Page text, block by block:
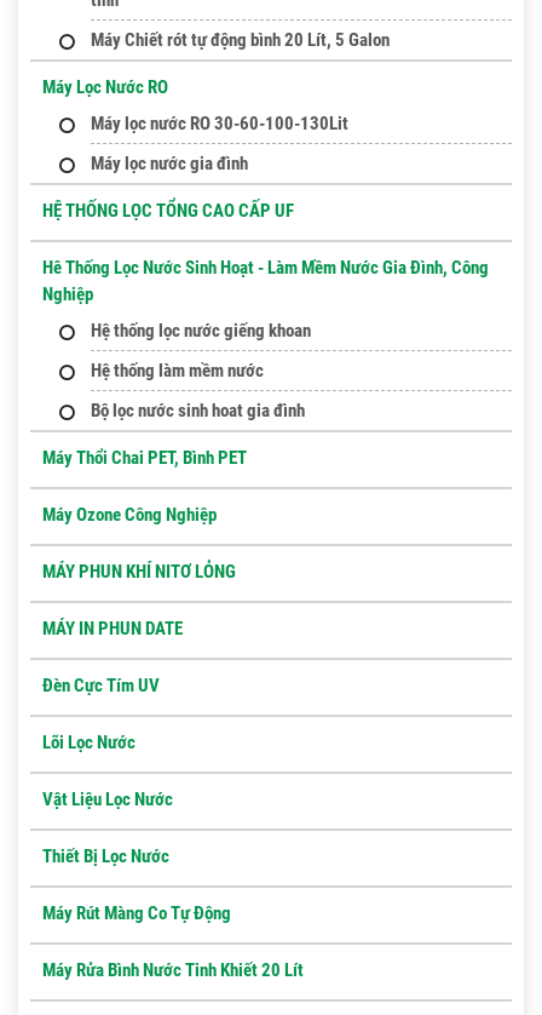
Máy Chiết rót tự động bình 20 Lít, 5 Galon
Máy Lọc Nước RO
Máy lọc nước RO 30-60-100-130Lit
Máy lọc nước gia đình
HỆ THỐNG LỌC TỔNG CAO CẤP UF
Hê Thống Lọc Nước Sinh Hoạt - Làm Mềm Nước Gia Đình, Công
Nghiệp
Hệ thống lọc nước giếng khoan
Hệ thống làm mềm nước
Bộ lọc nước sinh hoat gia đình
Máy Thổi Chai PET, Bình PET
Máy Ozone Công Nghiệp
MÁY PHUN KHÍ NITƠ LỎNG
MÁY IN PHUN DATE
Đèn Cực Tím UV
Lõi Lọc Nước
Vật Liệu Lọc Nước
Thiết Bị Lọc Nước
Máy Rút Màng Co Tự Động
Máy Rửa Bình Nước Tinh Khiết 20 Lít